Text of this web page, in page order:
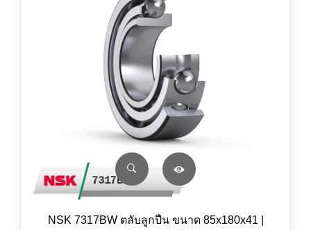
NSK 7317BW ตลับลูกปืน ขนาด 85x180x41 |